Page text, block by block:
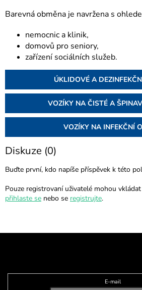
Barevná obměna je navržena s
nemocnic a klinik,
domovů pro seniory,
zařízení sociálních služeb.
ÚKLIDOVÉ A
VOZÍKY NA ČISTÉ A
VOZÍKY NA INFEKČNÍ
Diskuze (0)
Buďte první, kdo napíše příspěvek k této
Pouze registrovaní uživatelé mohou
přihlaste se nebo se registrujte.
E-mail